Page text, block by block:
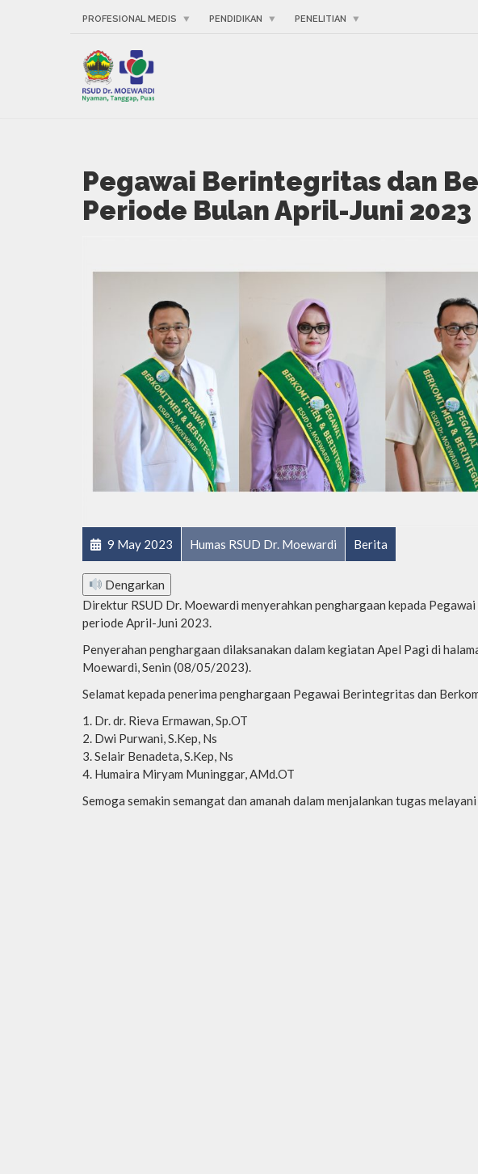
PROFESIONAL MEDIS PENDIDIKAN PENELITIAN
Pegawai Berintegritas dan
Periode Bulan April-Juni 2023
9 May 2023 Humas RSUD Dr. Moewardi Berita
Dengarkan
Direktur RSUD Dr. Moewardi menyerahkan penghargaan kepada
periode April-Juni 2023.
Penyerahan penghargaan dilaksanakan dalam kegiatan Apel Pagi di
Moewardi, Senin (08/05/2023).
Selamat kepada penerima penghargaan Pegawai Berintegritas dan
Dr. dr. Rieva Ermawan, Sp.OT
Dwi Purwani, S.Kep, Ns
Selair Benadeta, S.Kep, Ns
Humaira Miryam Muninggar, AMd.OT
Semoga semakin semangat dan amanah dalam menjalankan tugas